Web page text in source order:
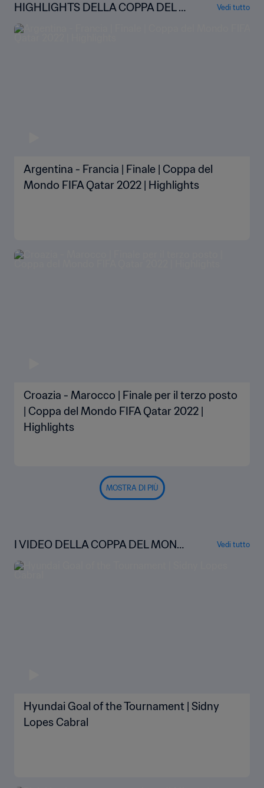
HIGHLIGHTS DELLA COPPA DEL M
ONDO
Vedi tutto
Argentina - Francia | Finale | Coppa del
Mondo FIFA Qatar 2022 | Highlights
Croazia - Marocco | Finale per il terzo posto
| Coppa del Mondo FIFA Qatar 2022 |
Highlights
MOSTRA DI PIÙ
I VIDEO DELLA COPPA DEL MOND
O
Vedi tutto
Hyundai Goal of the Tournament | Sidny
Lopes Cabral